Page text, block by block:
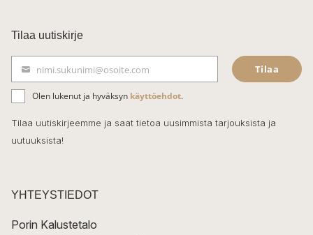
c
e
b
o
o
k
Tilaa uutiskirje
ä
h
k
t
nimi.sukunimi@osoite.com Tilaa
Olen lukenut ja hyväksyn käyttöehdot.
Tilaa uutiskirjeemme ja saat tietoa uusimmista tarjouksista ja
uutuuksista!
YHTEYSTIEDOT
Porin Kalustetalo